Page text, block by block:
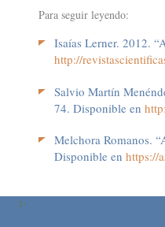
Para seguir leyendo:
Isaías Lerner. 2012.
http://
Salvio Martín
74. Disponible en
Melchora Romanos.
Disponible en https://